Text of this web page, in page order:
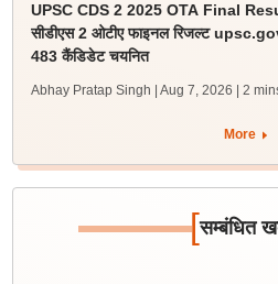
UPSC CDS 2 2025 OTA Final
सीडीएस 2 ओटीए फाइनल रिजल्ट
483 कैंडिडेट चयनित
Abhay Pratap Singh | Aug 7, 2026 | 2
More
[सम्बंधित